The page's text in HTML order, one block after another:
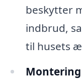
beskytter
indbrud,
til husets